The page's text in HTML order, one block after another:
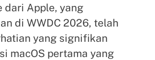
dari Apple, yang
di WWDC 2026, telah
yang signifikan
macOS pertama yang